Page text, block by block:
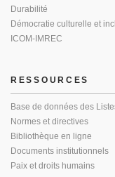
Durabilité
Démocratie culturelle et
ICOM-IMREC
RESSOURCES
Base de données des
Normes et directives
Bibliothèque en ligne
Documents institutionnels
Paix et droits humains